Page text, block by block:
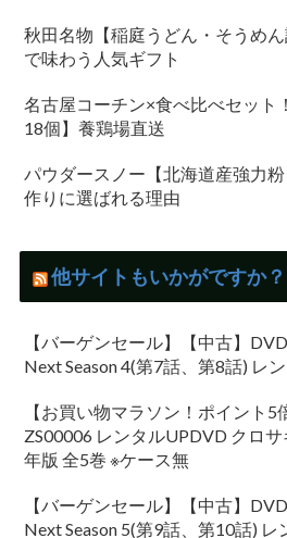
秋田名物【稲庭うどん・そうめ
で味わう人気ギフト
名古屋コーチン×食べ比べセット
18個】養鶏場直送
パウダースノー【北海道産強力
作りに選ばれる理由
他サイトもいかがですか？
【バーゲンセール】【中古】
Next Season 4(第7話、第8話) レ
【お買い物マラソン！ポイント
ZS00006 レンタルUPDVD クロ
年版 全5巻 ※ケース無
【バーゲンセール】【中古】
Next Season 5(第9話、第10話)